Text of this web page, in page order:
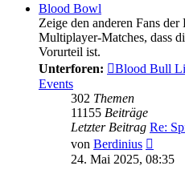
Blood Bowl
Zeige den anderen Fans
Multiplayer-Matches, dass
Vorurteil ist.
Unterforen:
Blood Bull
Events
302 Themen
11155 Beiträge
Letzter Beitrag Re:
von Berdinius
Beitrag
24. Mai 2025, 08:35